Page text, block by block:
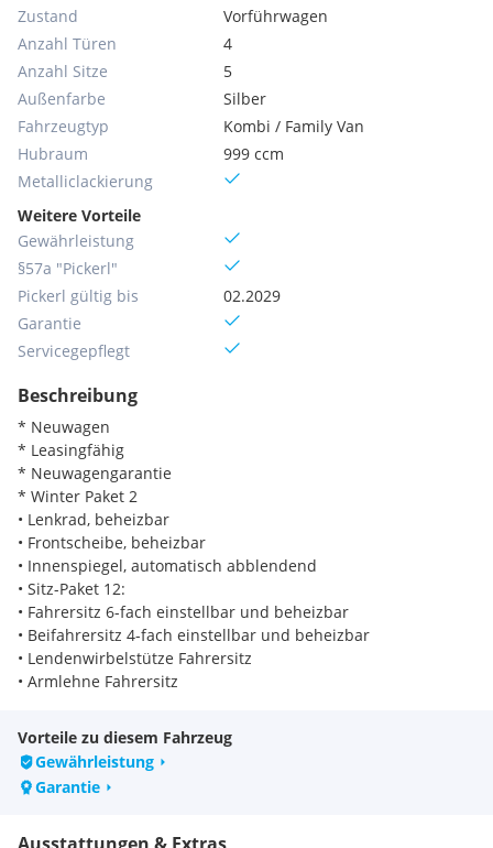
Zustand
Vorführwagen
Anzahl Türen
4
Anzahl Sitze
5
Außenfarbe
Silber
Fahrzeugtyp
Kombi / Family Van
Hubraum
999 ccm
Metallic­lackierung
Weitere Vorteile
Gewährleistung
§57a "Pickerl"
Pickerl gültig bis
02.2029
Garantie
Servicegepflegt
Beschreibung
* Neuwagen
* Leasingfähig
* Neuwagengarantie
* Winter Paket 2
• Lenkrad, beheizbar
• Frontscheibe, beheizbar
• Innenspiegel, automatisch abblendend
• Sitz-Paket 12:
• Fahrersitz 6-fach einstellbar und beheizbar
• Beifahrersitz 4-fach einstellbar und beheizbar
• Lendenwirbelstütze Fahrersitz
• Armlehne Fahrersitz
• Fahrersitz 6-fach einstellbar und beheizbar
• Beifahrersitz 4-fach einstellbar und beheizbar
• Lendenwirbelstütze Fahrersitz
• Armlehne Fahrersitz
* Reserverad
Vorteile zu diesem Fahrzeug
Gewährleistung
Garantie